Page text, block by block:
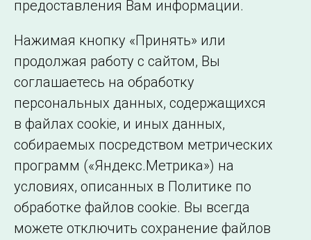
представительства
образовательной
организации
предоставления Вам информации.
Нажимая кнопку «Принять» или
продолжая работу с сайтом, Вы
соглашаетесь на обработку
персональных данных, содержащихся
в файлах cookie, и иных данных,
собираемых посредством метрических
программ («Яндекс.Метрика») на
условиях, описанных в Политике по
обработке файлов cookie. Вы всегда
можете отключить сохранение файлов